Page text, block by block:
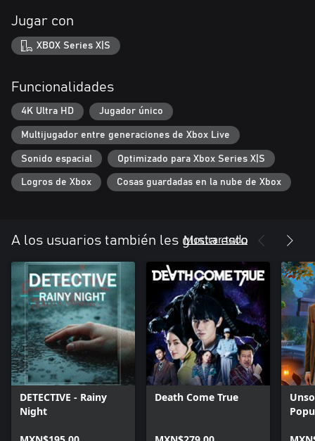
Jugar con
XBOX Series X|S
Funcionalidades
4K Ultra HD Jugador único
Multijugador entre generaciones de Xbox Live
Sonido espacial Optimizado para Xbox Series X|S
Logros de Xbox Cosas guardadas en la nube de Xbox
A los usuarios también les gusta esto
Mostrar todo
DETECTIVE - Rainy
Night
Death Come True